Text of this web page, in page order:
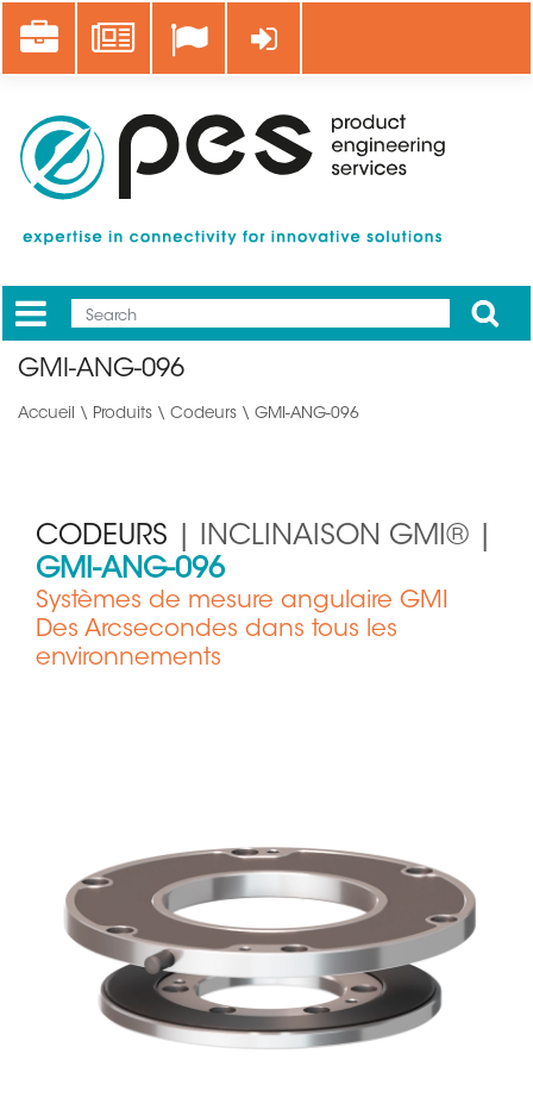
au
contenu
Career News Se connecter
Mobile
Main
Apply
GMI-ANG-096
Accueil \ Produits \ Codeurs \ GMI-ANG-096
CODEURS
| INCLINAISON GMI® |
GMI-ANG-096
Systèmes de mesure angulaire GMI
Des Arcsecondes dans tous les
environnements